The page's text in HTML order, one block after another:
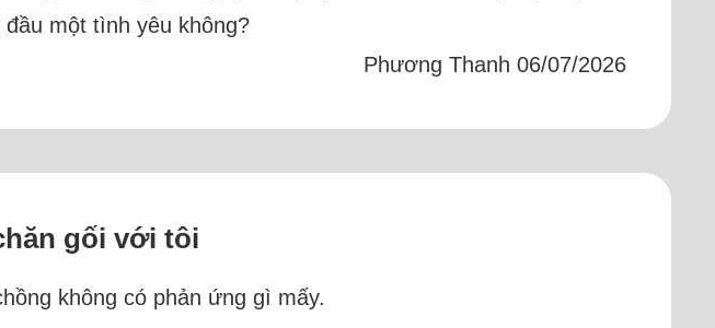
một tình yêu không?
Phương Thanh 06/07/2026
gối với tôi
không có phản ứng gì mấy.